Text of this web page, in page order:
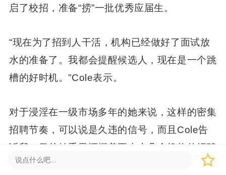
启了校招，准备“捞”一批优秀应届生。
“现在为了招到人干活，机构已经做好了面试放
水的准备了。我都会提醒候选人，现在是一个跳
槽的好时机。”Cole表示。
对于浸淫在一级市场多年的她来说，这样的密集
招聘节奏，可以说是久违的信号，而且Cole告
诉我，目前她手里还握着至少十几个机构的招聘
需求马上就会启动，里面既有双币、老牌VC，